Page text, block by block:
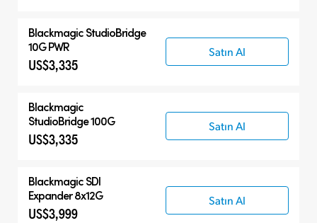
BlackmagicStudioBridge
10G PWR
US$3,335
Satın Al
Blackmagic
StudioBridge 100G
US$3,335
Satın Al
BlackmagicSDI
Expander 8x12G
US$3,999
Satın Al